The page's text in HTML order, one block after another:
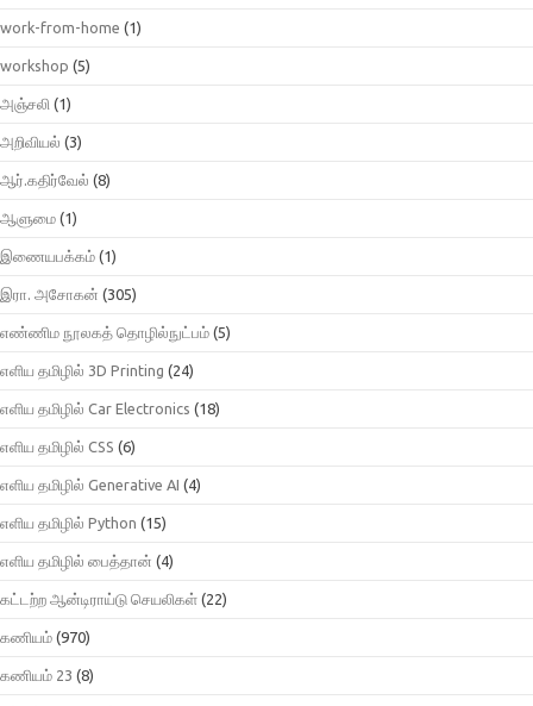
work-from-home (1)
workshop (5)
அஞ்சலி (1)
அறிவியல் (3)
ஆர்.கதிர்வேல் (8)
ஆளுமை (1)
இணையபக்கம் (1)
இரா. அசோகன் (305)
எண்ணிம நூலகத் தொழில்நுட்பம் (5)
எளிய தமிழில் 3D Printing (24)
எளிய தமிழில் Car Electronics (18)
எளிய தமிழில் CSS (6)
எளிய தமிழில் Generative AI (4)
எளிய தமிழில் Python (15)
எளிய தமிழில் பைத்தான் (4)
கட்டற்ற ஆன்டிராய்டு செயலிகள் (22)
கணியம் (970)
கணியம் 23 (8)